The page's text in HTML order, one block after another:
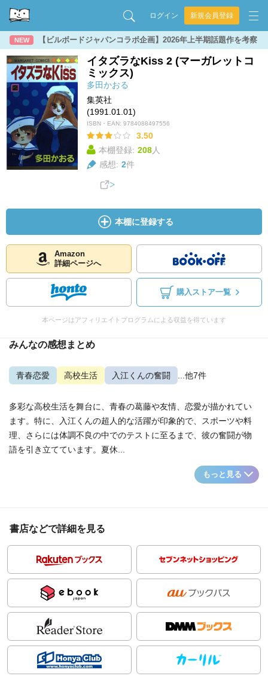
ログイン 新規会員登録
NEW 【ビルボードジャパンコラボ企画】2026年上半期話題作を考察
イタズラなKiss 2 (マーガレットコ
ミックス)
多田かおる
集英社
(1991.01.01)
ISBN・EAN: 9784088497556
3.50
本棚登録: 208人
感想: 2件
本棚に登録する
Amazon
詳細ページへ
購入ストア一覧
本ページはアフィリエイトプログラムによる収益を得ています
みんなの感想まとめ
青春恋愛 高校生活 入江くんの奮闘 ...他7件
多彩な高校生活を舞台に、青春の葛藤や友情、恋愛が描かれてい
ます。特に、入江くんの超人的な活躍が印象的で、スポーツや料
理、さらには体調不良の中でのテストに至るまで、彼の奮闘が物
語を引き立てています。夏休...
もっと見る
書店などで詳細を見る